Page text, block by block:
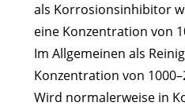
als Korrosionsinhibitor
eine Konzentration von
Im Allgemeinen als
Konzentration von
Wird normalerweise in